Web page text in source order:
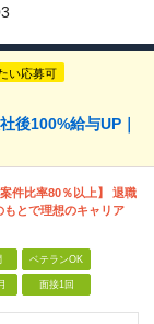
い応募可
後100%給与UP｜
件比率80％以上】 退職
もとで理想のキャリア
ベテランOK
面接1回